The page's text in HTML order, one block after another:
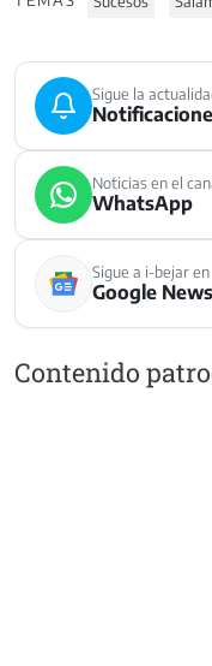
Sigue la
Noticias en el
WhatsApp
Sigue a i-bejar en
Google News
Contenido